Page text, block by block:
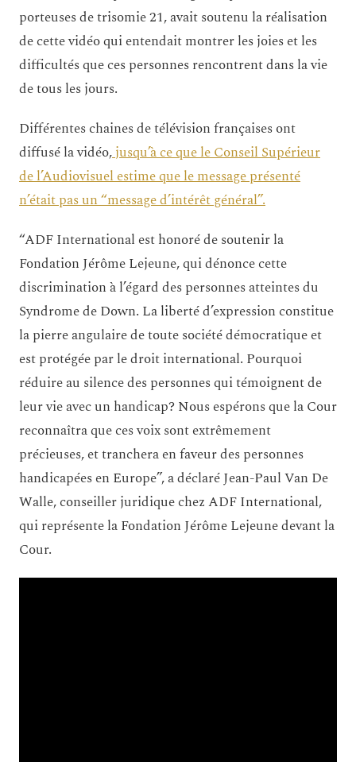
porteuses de trisomie 21, avait soutenu la réalisation
de cette vidéo qui entendait montrer les joies et les
difficultés que ces personnes rencontrent dans la vie
de tous les jours.
Différentes chaines de télévision françaises ont
diffusé la vidéo,jusqu’à ce que le Conseil Supérieur
de l’Audiovisuel estime que le message présenté
n’était pas un “message d’intérêt général”.
“ADF International est honoré de soutenir la
Fondation Jérôme Lejeune, qui dénonce cette
discrimination à l’égard des personnes atteintes du
Syndrome de Down. La liberté d’expression constitue
la pierre angulaire de toute société démocratique et
est protégée par le droit international. Pourquoi
réduire au silence des personnes qui témoignent de
leur vie avec un handicap? Nous espérons que la Cour
reconnaîtra que ces voix sont extrêmement
précieuses, et tranchera en faveur des personnes
handicapées en Europe”, a déclaré Jean-Paul Van De
Walle, conseiller juridique chez ADF International,
qui représente la Fondation Jérôme Lejeune devant la
Cour.